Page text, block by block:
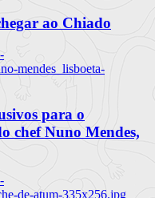
ao Chiado
mendes_lisboeta-
para o
chef Nuno Mendes,
de-atum-335x256.jpg